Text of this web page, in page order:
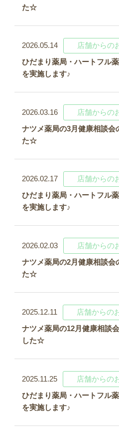
た☆
2026.05.14
店舗からの
ひだまり薬局・ハートフル
を実施します♪
2026.03.16
店舗からの
ナツメ薬局の3月健康相談会
た☆
2026.02.17
店舗からの
ひだまり薬局・ハートフル
を実施します♪
2026.02.03
店舗からの
ナツメ薬局の2月健康相談会
た☆
2025.12.11
店舗からの
ナツメ薬局の12月健康相談
した☆
2025.11.25
店舗からの
ひだまり薬局・ハートフル
を実施します♪